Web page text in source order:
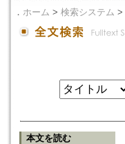
． ホーム > 検索システム >
本文を読む